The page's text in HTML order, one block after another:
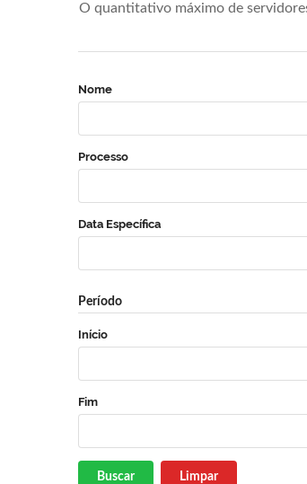
O quantitativo máximo de
Nome
Processo
Data Específica
Período
Início
Fim
Buscar Limpar